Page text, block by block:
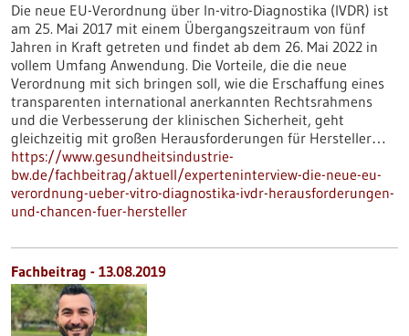
Die neue EU-Verordnung über In-vitro-Diagnostika (IVDR) ist
am 25. Mai 2017 mit einem Übergangszeitraum von fünf
Jahren in Kraft getreten und findet ab dem 26. Mai 2022 in
vollem Umfang Anwendung. Die Vorteile, die die neue
Verordnung mit sich bringen soll, wie die Erschaffung eines
transparenten international anerkannten Rechtsrahmens
und die Verbesserung der klinischen Sicherheit, geht
gleichzeitig mit großen Herausforderungen für Hersteller…
https://www.gesundheitsindustrie-
bw.de/fachbeitrag/aktuell/experteninterview-die-neue-eu-
verordnung-ueber-vitro-diagnostika-ivdr-herausforderungen-
und-chancen-fuer-hersteller
Fachbeitrag - 13.08.2019